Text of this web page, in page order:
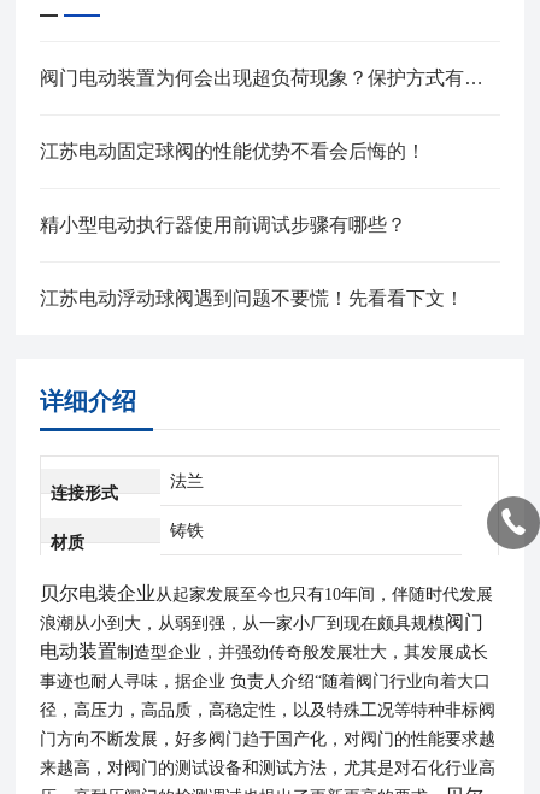
阀门电动装置为何会出现超负荷现象？保护方式有哪些？
江苏电动固定球阀的性能优势不看会后悔的！
精小型电动执行器使用前调试步骤有哪些？
江苏电动浮动球阀遇到问题不要慌！先看看下文！
详细介绍
连接形式
法兰
材质
铸铁
贝尔电装企业从起家发展至今也只有10年间，伴随时代发展
浪潮从小到大，从弱到强，从一家小厂到现在颇具规模阀门
电动装置制造型企业，并强劲传奇般发展壮大，其发展成长
事迹也耐人寻味，据企业负责人介绍“随着阀门行业向着大口
径，高压力，高品质，高稳定性，以及特殊工况等特种非标阀
门方向不断发展，好多阀门趋于国产化，对阀门的性能要求越
来越高，对阀门的测试设备和测试方法，尤其是对石化行业高